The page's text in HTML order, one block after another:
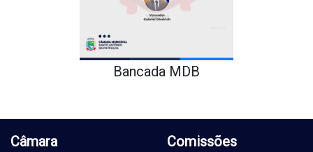
Bancada MDB
Câmara Comissões